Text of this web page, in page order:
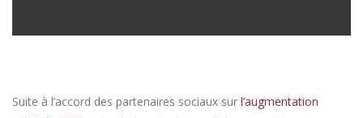
Suite à l’accord des partenaires sociaux sur l’augmentation